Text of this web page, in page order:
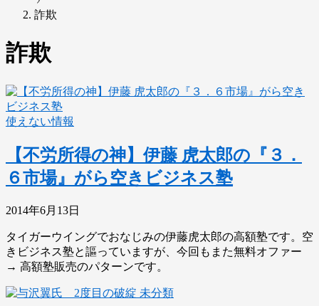
詐欺
詐欺
使えない情報
【不労所得の神】伊藤 虎太郎の『３．
６市場』がら空きビジネス塾
2014年6月13日
タイガーウイングでおなじみの伊藤虎太郎の高額塾です。空
きビジネス塾と謳っていますが、今回もまた無料オファー
→ 高額塾販売のパターンです。
未分類